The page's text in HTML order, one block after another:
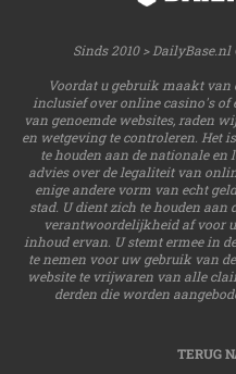
Sinds 2010 > DailyBase.nl
Voordat u gebruik maakt van
inclusief over online casino's
van genoemde websites, raden
en wetgeving te controleren. Het
te houden aan de nationale en
advies over de legaliteit van
enige andere vorm van echt
stad. U dient zich te houden
verantwoordelijkheid af voor
inhoud ervan. U stemt ermee in
te nemen voor uw gebruik van
website te vrijwaren van alle
derden die worden
TERUG